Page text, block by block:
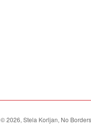
© 2026, Stela Korljan, No